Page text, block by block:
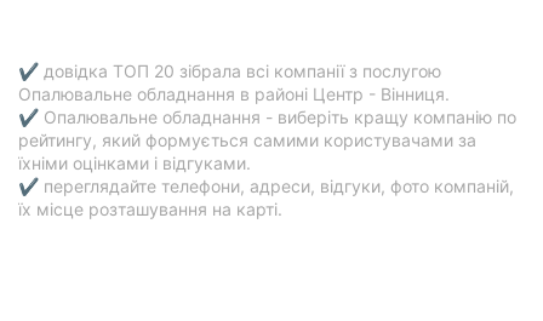
✔ довідка ТОП 20 зібрала всі компанії з послугою
Опалювальне обладнання в районі Центр - Вінниця.
✔ Опалювальне обладнання - виберіть кращу компанію по
рейтингу, який формується самими користувачами за
їхніми оцінками і відгуками.
✔ переглядайте телефони, адреси, відгуки, фото компаній,
їх місце розташування на карті.